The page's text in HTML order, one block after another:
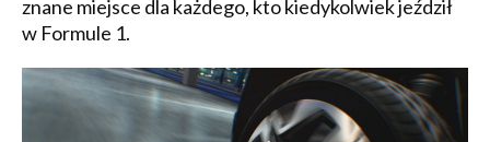
znane miejsce dla każdego, kto kiedykolwiek jeździł
w Formule 1.